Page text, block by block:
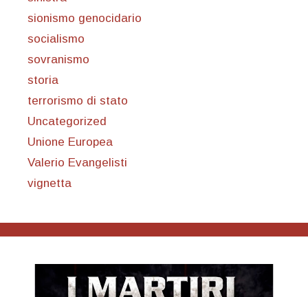
sionismo genocidario
socialismo
sovranismo
storia
terrorismo di stato
Uncategorized
Unione Europea
Valerio Evangelisti
vignetta